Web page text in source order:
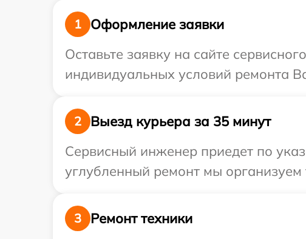
1
Оформление заявки
Оставьте заявку на сайте
индивидуальных условий ремонта
2
Выезд курьера за 35 минут
Сервисный инженер приедет по
углубленный ремонт мы организуем
3
Ремонт техники